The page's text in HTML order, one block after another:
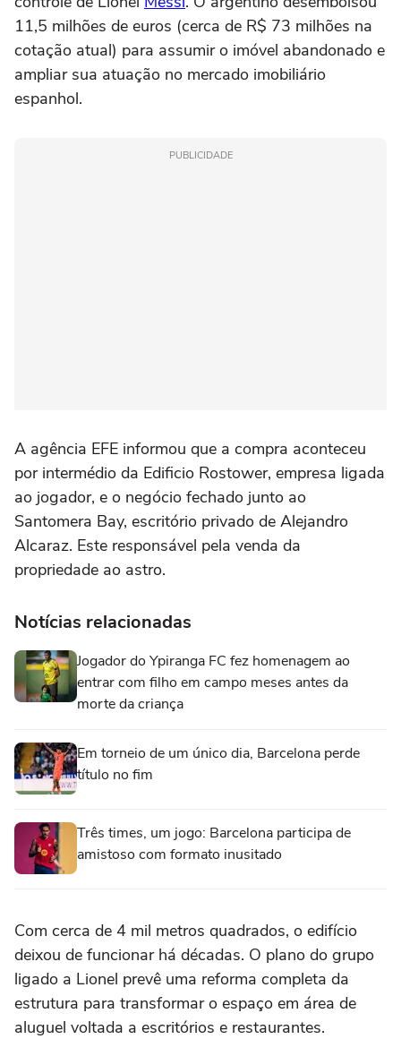
11,5 milhões de euros (cerca de R$ 73 milhões na
cotação atual) para assumir o imóvel abandonado e
ampliar sua atuação no mercado imobiliário
espanhol.
PUBLICIDADE
A agência EFE informou que a compra aconteceu
por intermédio da Edificio Rostower, empresa ligada
ao jogador, e o negócio fechado junto ao
Santomera Bay, escritório privado de Alejandro
Alcaraz. Este responsável pela venda da
propriedade ao astro.
Notícias relacionadas
Jogador do Ypiranga FC fez homenagem ao
entrar com filho em campo meses antes da
morte da criança
Em torneio de um único dia, Barcelona perde
título no fim
Três times, um jogo: Barcelona participa de
amistoso com formato inusitado
Com cerca de 4 mil metros quadrados, o edifício
deixou de funcionar há décadas. O plano do grupo
ligado a Lionel prevê uma reforma completa da
estrutura para transformar o espaço em área de
aluguel voltada a escritórios e restaurantes.